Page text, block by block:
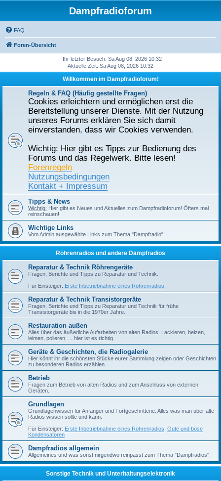
Dampfradioforum
FAQ
Foren-Übersicht
Ihr letzter Besuch: Sa Aug 08, 2026 10:32
Aktuelle Zeit: Sa Aug 08, 2026 10:32
Willkommen im Dampfradioforum!
Regeln & FAQ (Häufig gestellte Fragen)
Cookies erleichtern und ermöglichen erst die
Bereitstellung unserer Dienste. Mit der Nutzung
unseres Forums erklären Sie sich damit
einverstanden, dass wir Cookies verwenden.
Wichtig: Hier gibt es Tipps zur Bedienung des
Forums und das Regelwerk. Bitte lesen!
Forenregeln
Nutzungsbedingungen
Kontakt + Impressum
Tipps & News
Wichtig: Hier gibt es Neues und Aktuelles zum Dampfradioforum! Öfters mal
reinschauen!
Wichtige Links
Vom Admin ausgewählte Links zum Thema "Dampfradio"!
Röhrenradios und andere Dampfradios
Reparatur & Technik Röhrengeräte
Fragen, Berichte und Tipps zu Reparatur und Technik.
Für Einsteiger: Erste Inbetriebnahme eines Röhrenradios
Reparatur & Technik Transistorgeräte
Fragen, Berichte und Tipps zu Reparatur und Technik für frühe
Transistorgeräte bis in die 1970er Jahre.
Restauration außen
Alles über das äußerliche Aufarbeiten von alten Radios. Lackieren, beizen,
leimen, polieren, ... hier ist es richtig.
Geräte & Geschichten, die Radiogalerie
Hier könnt ihr die schönsten Stücke eurer Sammlung zeigen oder Geschichten
zu besonderen Radios erzählen.
Betrieb
Fragen zum Betrieb von alten Radios und zum Anschluss von externen
Geräten.
Grundlagen
Grundlagenwissen für Anfänger und Fortgeschrittene. Alles was man über alte
Radios wissen sollte und kann.
Für Einsteiger: Erste Inbetriebnahme eines Röhrenradios Gute und böse
Kondensatoren
Dampfradios allgemein
Allgemeines und was sonst nirgendwo reinpasst zum Thema "Dampfradios".
Sonstige Technik und Unterhaltungselektronik